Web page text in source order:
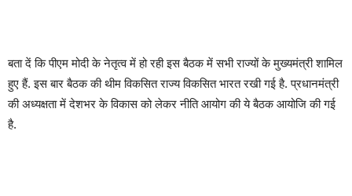
बता दें कि पीएम मोदी के नेतृत्व में हो रही इस बैठक में सभी राज्यों के मुख्यमंत्री शामिल
हुए हैं. इस बार बैठक की थीम विकसित राज्य विकसित भारत रखी गई है. प्रधानमंत्री
की अध्यक्षता में देशभर के विकास को लेकर नीति आयोग की ये बैठक आयोजि की गई
है.